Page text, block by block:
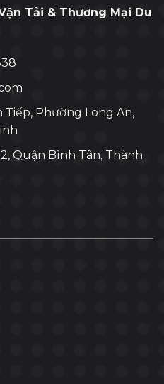
Tải & Thương Mại Du
Tiếp, Phường Long An,
Quận Bình Tân, Thành